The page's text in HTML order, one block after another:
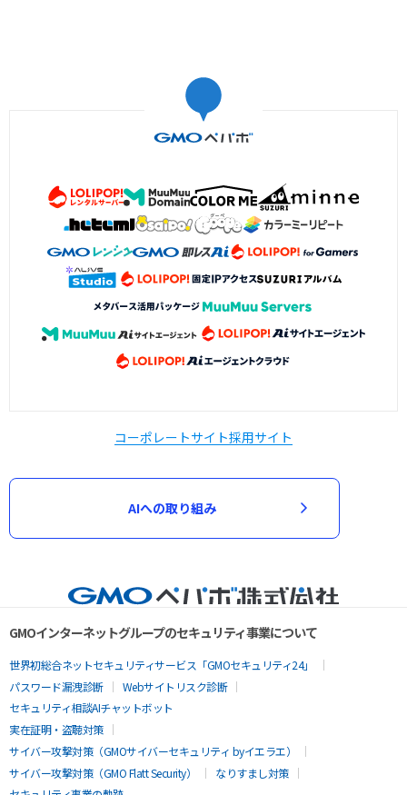
コーポレートサイト採用サイト
AIへの取り組み
GMOインターネットグループのセキュリティ事業について
世界初総合ネットセキュリティサービス「GMOセキュリティ24」
パスワード漏洩診断
Webサイトリスク診断
セキュリティ相談AIチャットボット
実在証明・盗聴対策
サイバー攻撃対策（GMOサイバーセキュリティ byイエラエ）
サイバー攻撃対策（GMO Flatt Security）
なりすまし対策